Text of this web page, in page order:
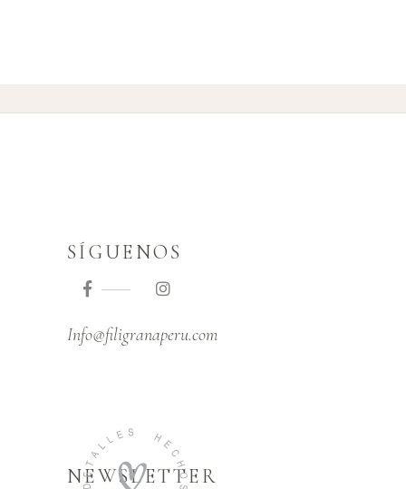
SÍGUENOS
Info@filigranaperu.com
NEWSLETTER